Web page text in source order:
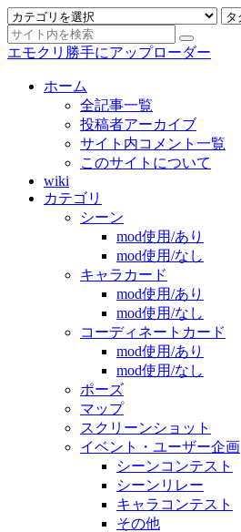
エモクリ勝手にアップローダー
ホーム
全記事一覧
投稿者アーカイブ
サイト内コメント一覧
このサイトについて
wiki
カテゴリ
シーン
mod使用/あり
mod使用/なし
キャラカード
mod使用/あり
mod使用/なし
コーディネートカード
mod使用/あり
mod使用/なし
ポーズ
マップ
スクリーンショット
イベント・ユーザー企画
シーンコンテスト
シーンリレー
キャラコンテスト
その他